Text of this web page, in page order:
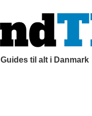
Guides til alt i Danmark